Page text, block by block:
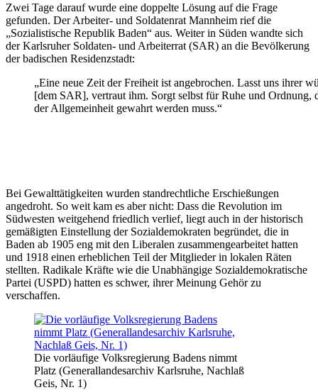
Zwei Tage darauf wurde eine doppelte Lösung auf die Frage
gefunden. Der Arbeiter- und Soldatenrat Mannheim rief die
„Sozialistische Republik Baden“ aus. Weiter in Süden wandte sich
der Karlsruher Soldaten- und Arbeiterrat (SAR) an die Bevölkerung
der badischen Residenzstadt:
„Eine neue Zeit der Freiheit ist angebrochen. Lasst uns ihrer
[dem SAR], vertraut ihm. Sorgt selbst für Ruhe und Ordnung,
der Allgemeinheit gewahrt werden muss.“
Bei Gewalttätigkeiten wurden standrechtliche Erschießungen
angedroht. So weit kam es aber nicht: Dass die Revolution im
Südwesten weitgehend friedlich verlief, liegt auch in der historisch
gemäßigten Einstellung der Sozialdemokraten begründet, die in
Baden ab 1905 eng mit den Liberalen zusammengearbeitet hatten
und 1918 einen erheblichen Teil der Mitglieder in lokalen Räten
stellten. Radikale Kräfte wie die Unabhängige Sozialdemokratische
Partei (USPD) hatten es schwer, ihrer Meinung Gehör zu
verschaffen.
Die vorläufige Volksregierung Badens nimmt
Platz (Generallandesarchiv Karlsruhe, Nachlaß
Geis, Nr. 1)